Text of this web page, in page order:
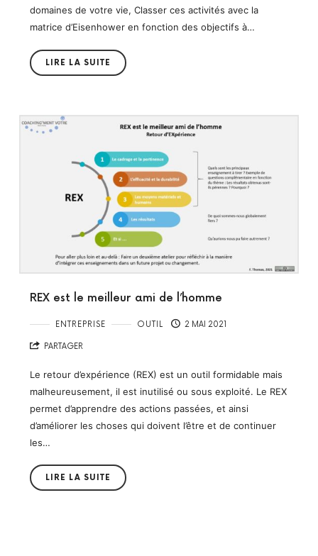
domaines de votre vie, Classer ces activités avec la
matrice d’Eisenhower en fonction des objectifs à…
LIRE LA SUITE
REX est le meilleur ami de l’homme
ENTREPRISE OUTIL 2 MAI 2021
PARTAGER
Le retour d’expérience (REX) est un outil formidable mais
malheureusement, il est inutilisé ou sous exploité. Le REX
permet d’apprendre des actions passées, et ainsi
d’améliorer les choses qui doivent l’être et de continuer
les…
LIRE LA SUITE